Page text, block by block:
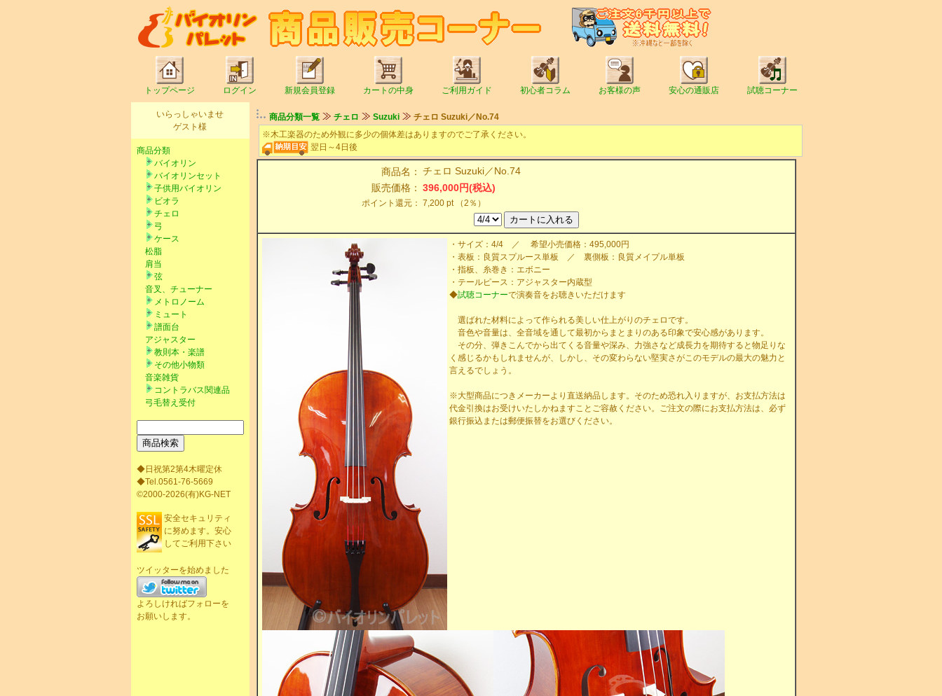
トップページ ログイン 新規会員登録 カートの中身 ご利用ガイド 初心者コラム お客様の声 安心の通販店 試聴コーナー
いらっしゃいませ
ゲスト様
商品分類
バイオリン
バイオリンセット
子供用バイオリン
ビオラ
チェロ
弓
ケース
松脂
肩当
弦
音叉、チューナー
メトロノーム
ミュート
譜面台
アジャスター
教則本・楽譜
その他小物類
音楽雑貨
コントラバス関連品
弓毛替え受付
◆日祝第2第4木曜定休
◆Tel.0561-76-5669
©2000-2026(有)KG-NET
安全セキュリティ
に努めます。安心
してご利用下さい
ツイッターを始めました
よろしければフォローを
お願いします。
商品分類一覧 チェロ Suzuki
チェロ Suzuki／No.74
※木工楽器のため外観に多少の個体差はありますのでご了承ください。
翌日～4日後
商品名： チェロ Suzuki／No.74
販売価格： 396,000円(税込)
ポイント還元： 7,200 pt （2％）
・サイズ：4/4 ／ 希望小売価格：495,000円
・表板：良質スプルース単板 ／ 裏側板：良質メイプル単板
・指板、糸巻き：エボニー
・テールピース：アジャスター内蔵型
◆試聴コーナーで演奏音をお聴きいただけます
選ばれた材料によって作られる美しい仕上がりのチェロです。
音色や音量は、全音域を通して最初からまとまりのある印象で安心感があります。
その分、弾きこんでから出てくる音量や深み、力強さなど成長力を期待すると物足りな
く感じるかもしれませんが、しかし、その変わらない堅実さがこのモデルの最大の魅力と
言えるでしょう。
※大型商品につきメーカーより直送納品します。そのため恐れ入りますが、お支払方法は
代金引換はお受けいたしかねますことご容赦ください。ご注文の際にお支払方法は、必ず
銀行振込または郵便振替をお選びください。